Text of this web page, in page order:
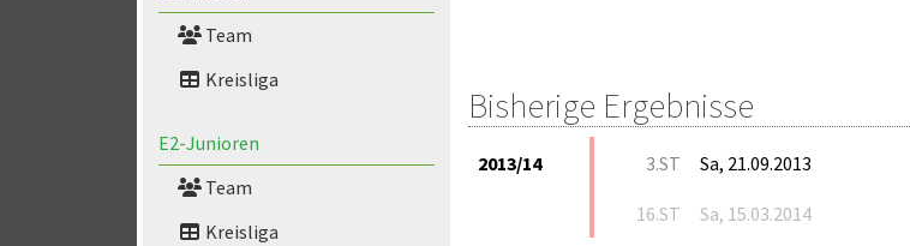
Team
Kreisliga
E2-Junioren
Team
Kreisliga
Bisherige Ergebnisse
2013/14 3.ST Sa, 21.09.2013
16.ST Sa, 15.03.2014